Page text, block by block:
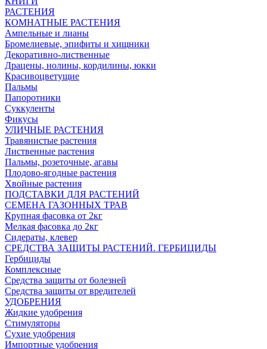
РАСТЕНИЯ
КОМНАТНЫЕ РАСТЕНИЯ
Ампельные и лианы
Бромелиевые, эпифиты и хищники
Декоративно-лиственные
Драцены, нолины, кордилины, юкки
Красивоцветущие
Пальмы
Папоротники
Суккуленты
Фикусы
УЛИЧНЫЕ РАСТЕНИЯ
Травянистые растения
Лиственные растения
Пальмы, розеточные, агавы
Плодово-ягодные растения
Хвойные растения
ПОДСТАВКИ ДЛЯ РАСТЕНИЙ
СЕМЕНА ГАЗОННЫХ ТРАВ
Крупная фасовка от 2кг
Мелкая фасовка до 2кг
Сидераты, клевер
СРЕДСТВА ЗАЩИТЫ РАСТЕНИЙ. ГЕРБИЦИДЫ
Гербициды
Комплексные
Средства защиты от болезней
Средства защиты от вредителей
УДОБРЕНИЯ
Жидкие удобрения
Стимуляторы
Сухие удобрения
Импортные удобрения